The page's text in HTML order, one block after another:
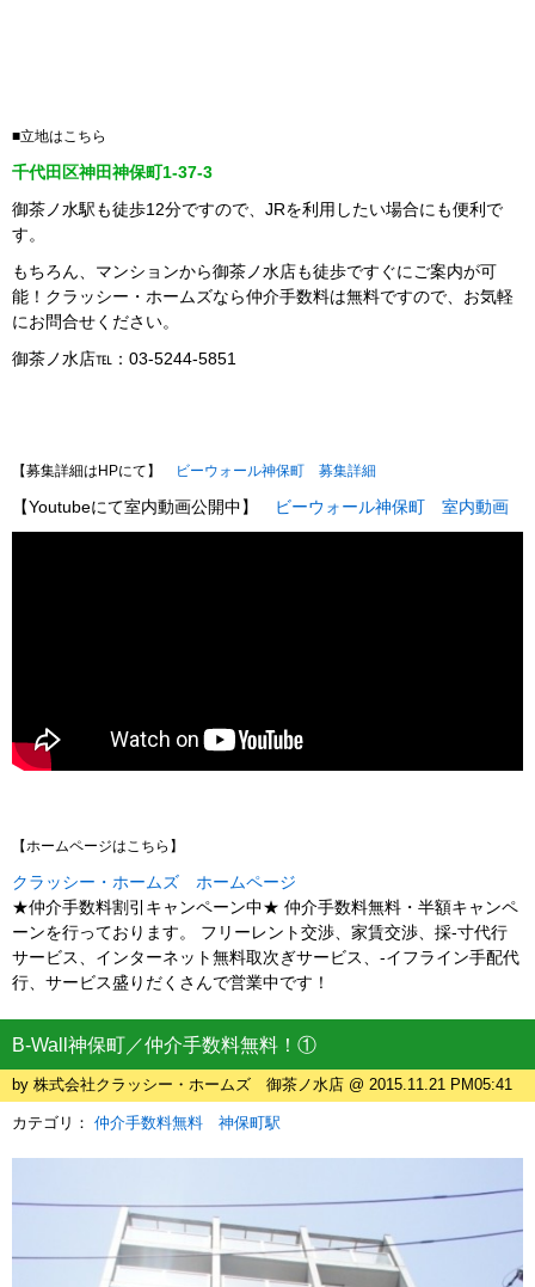
■立地はこちら
千代田区神田神保町1-37-3
御茶ノ水駅も徒歩12分ですので、JRを利用したい場合にも便利で
す。
もちろん、マンションから御茶ノ水店も徒歩ですぐにご案内が可
能！クラッシー・ホームズなら仲介手数料は無料ですので、お気軽
にお問合せください。
御茶ノ水店℡：03-5244-5851
【募集詳細はHPにて】 ビーウォール神保町 募集詳細
【Youtubeにて室内動画公開中】 ビーウォール神保町 室内動画
【ホームページはこちら】
クラッシー・ホームズ ホームページ
★仲介手数料割引キャンペーン中★ 仲介手数料無料・半額キャンペ
ーンを行っております。 フリーレント交渉、家賃交渉、採-寸代行
サービス、インターネット無料取次ぎサービス、-イフライン手配代
行、サービス盛りだくさんで営業中です！
B-Wall神保町／仲介手数料無料！①
by 株式会社クラッシー・ホームズ 御茶ノ水店 @ 2015.11.21 PM05:41
カテゴリ： 仲介手数料無料 神保町駅